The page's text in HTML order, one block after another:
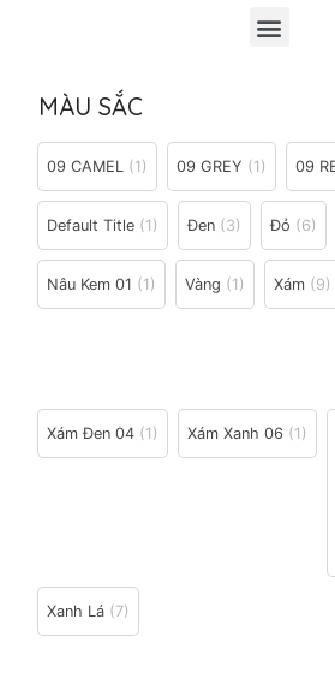
MÀU SẮC
09 CAMEL (1) 09 GREY (1) 09
Default Title (1) Đen (3) Đỏ (6)
Nâu Kem 01 (1) Vàng (1) Xám (9)
Xám Đen 04 (1) Xám Xanh 06 (1)
Xanh Lá (7)